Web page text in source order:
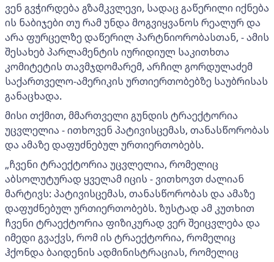
ვენ გვჭირდება გზამკვლევი, სადაც გაწერილი იქნება
ის ნაბიჯები თუ რამ უნდა მოგვიყვანოს რეალურ და
არა ფურცელზე დაწერილ პარტნიორობასთან, - ამის
შესახებ პარლამენტის იურიდიულ საკითხთა
კომიტეტის თავმჯდომარემ, არჩილ გორდულაძემ
საქართველო-ამერიკის ურთიერთობებზე საუბრისას
განაცხადა.
მისი თქმით, მმართველი გუნდის ტრაექტორია
უცვლელია - ითხოვენ პატივისცემას, თანასწორობას
და ამაზე დაფუძნებულ ურთიერთობებს.
„ჩვენი ტრაექტორია უცვლელია, რომელიც
აბსოლუტურად ყველამ იცის - ვითხოვთ ძალიან
მარტივს: პატივისცემას, თანასწორობას და ამაზე
დაფუძნებულ ურთიერთობებს. ზუსტად ამ კუთხით
ჩვენი ტრაექტორია ფიზიკურად ვერ შეიცვლება და
იმედი გვაქვს, რომ ის ტრაექტორია, რომელიც
ჰქონდა ბაიდენის ადმინისტრაციას, რომელიც